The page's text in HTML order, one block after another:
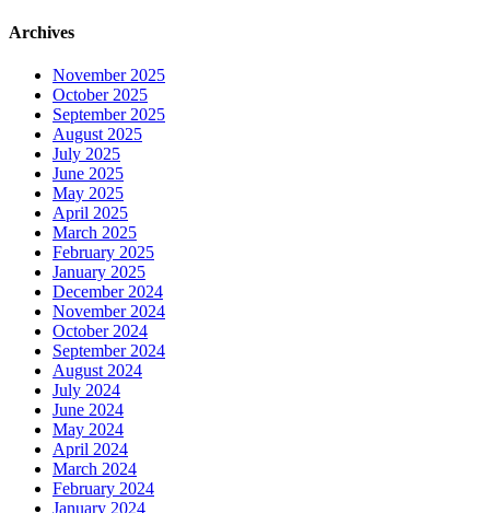
Archives
November 2025
October 2025
September 2025
August 2025
July 2025
June 2025
May 2025
April 2025
March 2025
February 2025
January 2025
December 2024
November 2024
October 2024
September 2024
August 2024
July 2024
June 2024
May 2024
April 2024
March 2024
February 2024
January 2024